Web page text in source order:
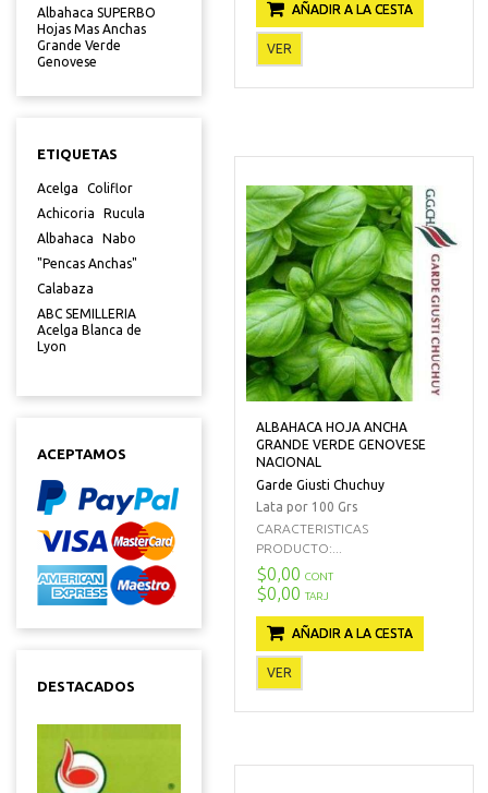
Albahaca SUPERBO
Hojas Mas Anchas
Grande Verde
Genovese
ETIQUETAS
Acelga
Coliflor
Achicoria
Rucula
Albahaca
Nabo
"Pencas Anchas"
Calabaza
ABC SEMILLERIA
Acelga Blanca de
Lyon
ACEPTAMOS
DESTACADOS
AÑADIR A LA CESTA
VER
ALBAHACA HOJA ANCHA
GRANDE VERDE GENOVESE
NACIONAL
Garde Giusti Chuchuy
Lata por 100 Grs
CARACTERISTICAS
PRODUCTO:...
$0,00 CONT
$0,00 TARJ
AÑADIR A LA CESTA
VER